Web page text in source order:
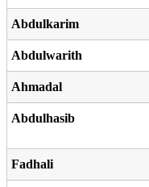
Abdulkarim
Abdulwarith
Ahmadal
Abdulhasib
Fadhali